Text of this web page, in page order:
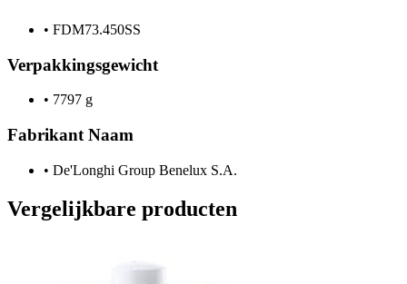
• FDM73.450SS
Verpakkingsgewicht
• 7797 g
Fabrikant Naam
• De'Longhi Group Benelux S.A.
Vergelijkbare producten